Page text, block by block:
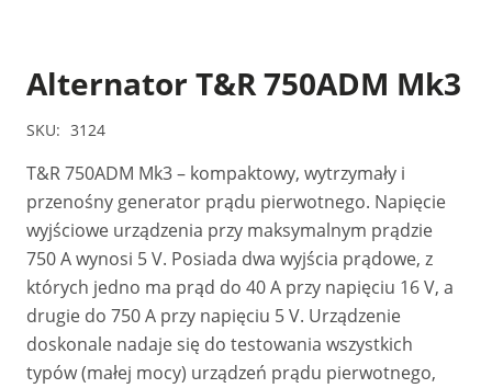
Alternator T&R 750ADM Mk3
SKU: 3124
T&R 750ADM Mk3 – kompaktowy, wytrzymały i
przenośny generator prądu pierwotnego. Napięcie
wyjściowe urządzenia przy maksymalnym prądzie
750 A wynosi 5 V. Posiada dwa wyjścia prądowe, z
których jedno ma prąd do 40 A przy napięciu 16 V, a
drugie do 750 A przy napięciu 5 V. Urządzenie
doskonale nadaje się do testowania wszystkich
typów (małej mocy) urządzeń prądu pierwotnego,